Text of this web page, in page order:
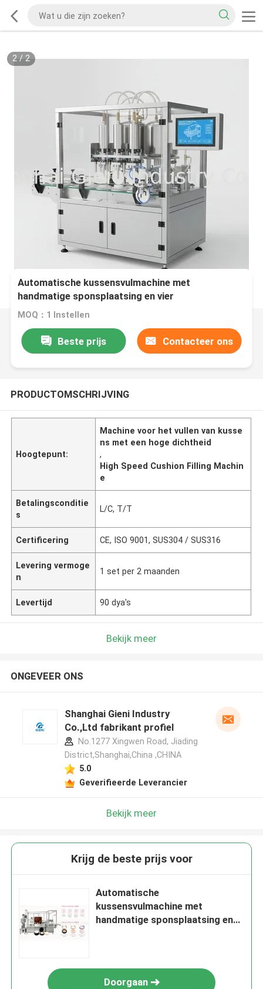
2/ 2
Automatische kussensvulmachine met
handmatige sponsplaatsing en vier
sproeierservovulmachine voor BB-
MOQ：1 Instellen
Beste prijs Contacteer ons
PRODUCTOMSCHRIJVING
Hoogtepunt:
Machine voor het vullen van kusse
ns met een hoge dichtheid
,
High Speed Cushion Filling Machin
e
Betalingsconditie
s
L/C, T/T
Certificering CE, ISO 9001, SUS304 / SUS316
Levering vermoge
n
1 set per 2 maanden
Levertijd 90 dya's
Bekijk meer
ONGEVEER ONS
Shanghai Gieni Industry
Co.,Ltd fabrikant profiel
No.1277 Xingwen Road, Jiading
District,Shanghai,China ,CHINA
5.0
Geverifieerde Leverancier
Bekijk meer
Krijg de beste prijs voor
Automatische
kussensvulmachine met
handmatige sponsplaatsing en
Doorgaan